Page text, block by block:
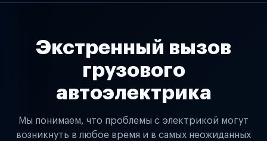
Экстренный вызов
грузового
автоэлектрика
Мы понимаем, что проблемы с электрикой могут
возникнуть в любое время и в самых неожиданных